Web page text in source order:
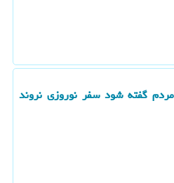
گفته شود سفر نوروزی نروند